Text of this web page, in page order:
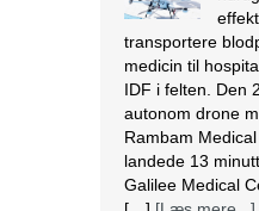
[…][Læs mere...]
Den nigerianske
mens landbrug
blive ødelagt
Massiv
blevet det nye
samfund i